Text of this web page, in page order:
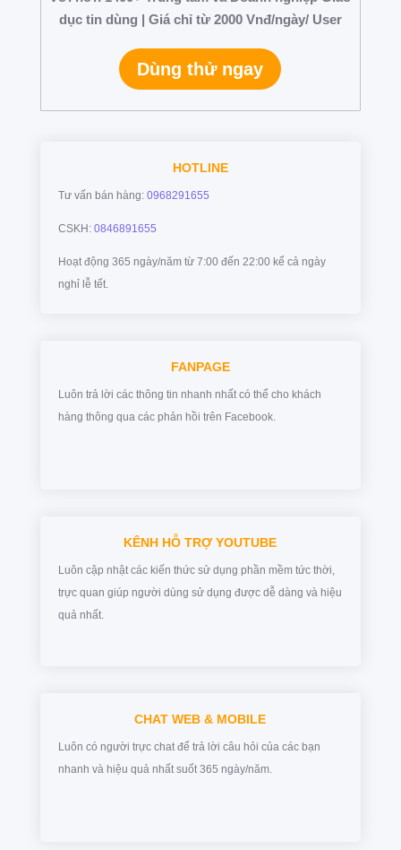
dục tin dùng | Giá chỉ từ 2000 Vnđ/ngày/ User
Dùng thử ngay
HOTLINE
Tư vấn bán hàng: 0968291655
CSKH: 0846891655
Hoạt động 365 ngày/năm từ 7:00 đến 22:00 kể cả ngày
nghỉ lễ tết.
FANPAGE
Luôn trả lời các thông tin nhanh nhất có thể cho khách
hàng thông qua các phản hồi trên Facebook.
KÊNH HỖ TRỢ YOUTUBE
Luôn cập nhật các kiến thức sử dụng phần mềm tức thời,
trực quan giúp người dùng sử dụng được dễ dàng và hiệu
quả nhất.
CHAT WEB & MOBILE
Luôn có người trực chat để trả lời câu hỏi của các bạn
nhanh và hiệu quả nhất suốt 365 ngày/năm.